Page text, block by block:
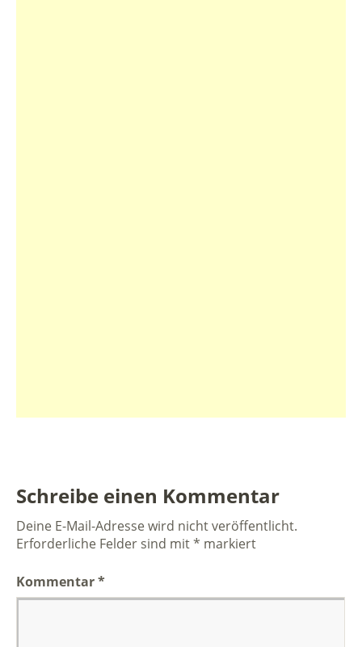
Schreibe einen Kommentar
Deine E-Mail-Adresse wird nicht veröffentlicht.
Erforderliche Felder sind mit* markiert
Kommentar*